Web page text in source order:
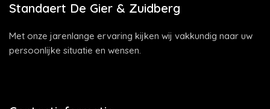
Standaert De Gier & Zuidberg
Met onze jarenlange ervaring kijken wij vakkundig naar uw
persoonlijke situatie en wensen.